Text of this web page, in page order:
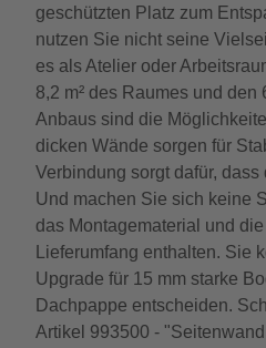
geschützten Platz zum
nutzen Sie nicht seine
es als Atelier oder
8,2 m² des Raumes und den
Anbaus sind die
dicken Wände sorgen für
Verbindung sorgt dafür,
Und machen Sie sich keine
das Montagematerial und
Lieferumfang enthalten. Sie
Upgrade für 15 mm starke
Dachpappe entscheiden.
Artikel 993500 -